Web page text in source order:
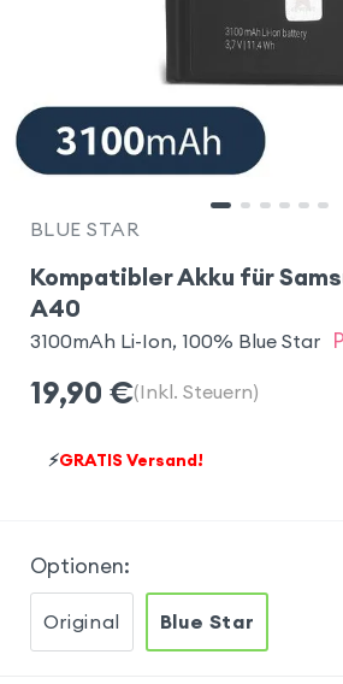
BLUE STAR
Kompatibler Akku für
A40
3100mAh Li-Ion, 100% Blue Star
19,90 €(Inkl. Steuern)
⚡GRATIS Versand!
Optionen:
Original Blue Star